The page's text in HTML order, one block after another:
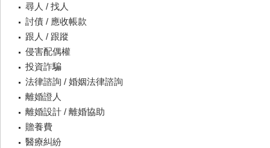
尋人 / 找人
討債 / 應收帳款
跟人 / 跟蹤
侵害配偶權
投資詐騙
法律諮詢 / 婚姻法律諮詢
離婚證人
離婚設計 / 離婚協助
贍養費
醫療糾紛